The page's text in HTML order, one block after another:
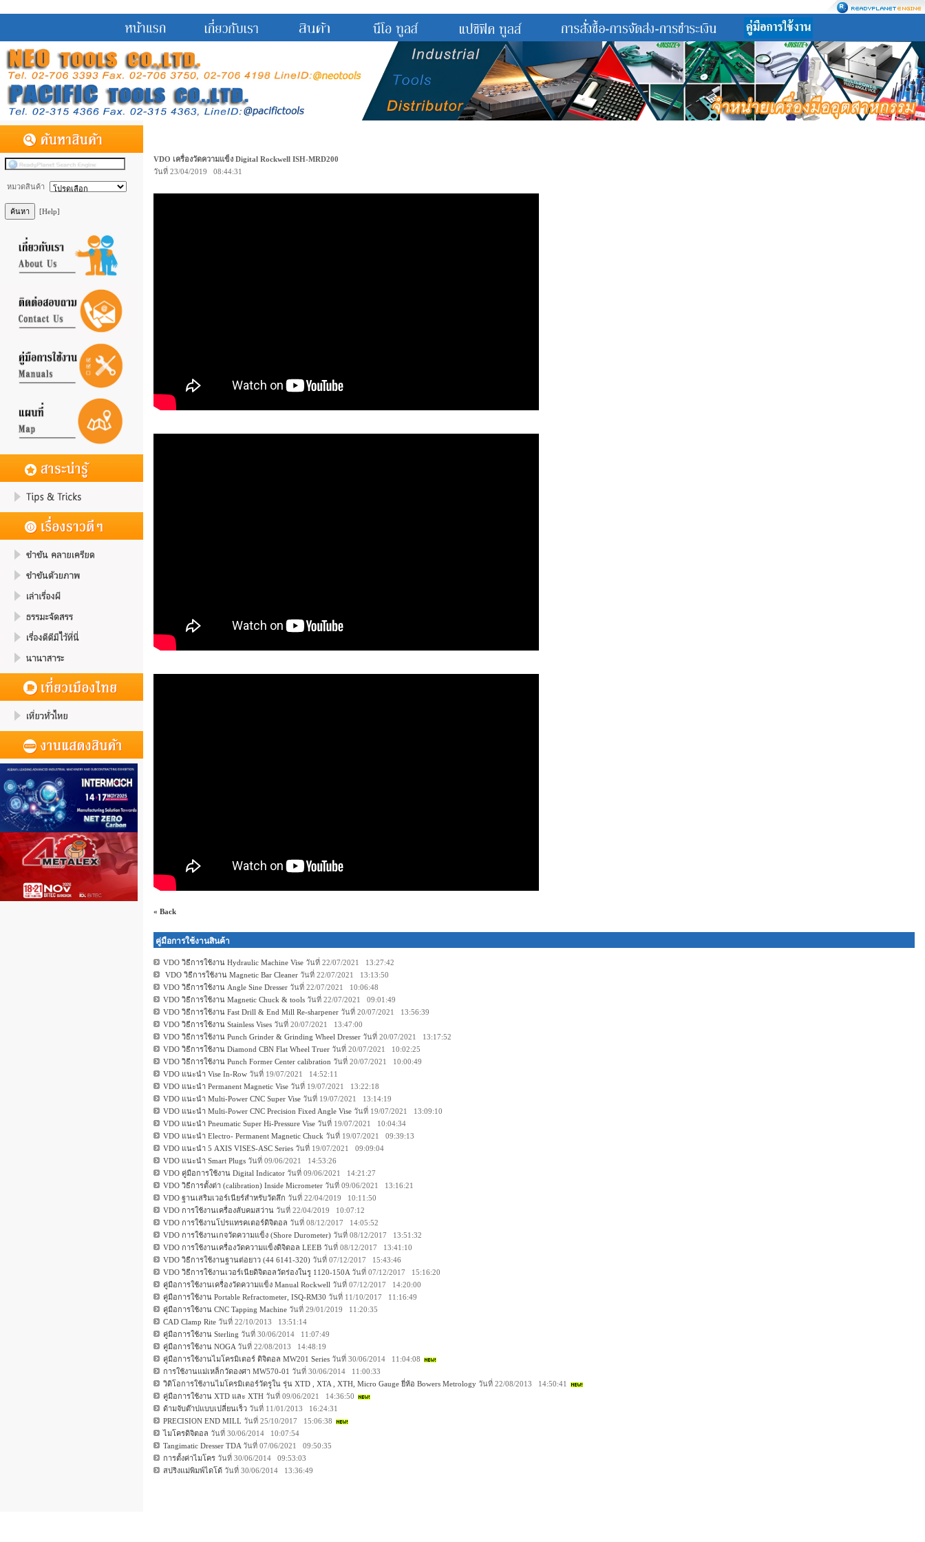
หมวดสินค้า
[Help]
VDO เครื่องวัดความแข็ง Digital Rockwell ISH-MRD200
วันที่ 23/04/2019 08:44:31
« Back
คู่มือการใช้งานสินค้า
VDO วิธีการใช้งาน Hydraulic Machine Vise วันที่ 22/07/2021 13:27:42
VDO วิธีการใช้งาน Magnetic Bar Cleaner วันที่ 22/07/2021 13:13:50
VDO วิธีการใช้งาน Angle Sine Dresser วันที่ 22/07/2021 10:06:48
VDO วิธีการใช้งาน Magnetic Chuck & tools วันที่ 22/07/2021 09:01:49
VDO วิธีการใช้งาน Fast Drill & End Mill Re-sharpener วันที่ 20/07/2021 13:56:39
VDO วิธีการใช้งาน Stainless Vises วันที่ 20/07/2021 13:47:00
VDO วิธีการใช้งาน Punch Grinder & Grinding Wheel Dresser วันที่ 20/07/2021 13:17:52
VDO วิธีการใช้งาน Diamond CBN Flat Wheel Truer วันที่ 20/07/2021 10:02:25
VDO วิธีการใช้งาน Punch Former Center calibration วันที่ 20/07/2021 10:00:49
VDO แนะนำ Vise In-Row วันที่ 19/07/2021 14:52:11
VDO แนะนำ Permanent Magnetic Vise วันที่ 19/07/2021 13:22:18
VDO แนะนำ Multi-Power CNC Super Vise วันที่ 19/07/2021 13:14:19
VDO แนะนำ Multi-Power CNC Precision Fixed Angle Vise วันที่ 19/07/2021 13:09:10
VDO แนะนำ Pneumatic Super Hi-Pressure Vise วันที่ 19/07/2021 10:04:34
VDO แนะนำ Electro- Permanent Magnetic Chuck วันที่ 19/07/2021 09:39:13
VDO แนะนำ 5 AXIS VISES-ASC Series วันที่ 19/07/2021 09:09:04
VDO แนะนำ Smart Plugs วันที่ 09/06/2021 14:53:26
VDO คู่มือการใช้งาน Digital Indicator วันที่ 09/06/2021 14:21:27
VDO วิธีการตั้งต่า (calibration) Inside Micrometer วันที่ 09/06/2021 13:16:21
VDO ฐานเสริมเวอร์เนียร์สำหรับวัดลึก วันที่ 22/04/2019 10:11:50
VDO การใช้งานเครื่องลับคมสว่าน วันที่ 22/04/2019 10:07:12
VDO การใช้งานโปรแทรคเตอร์ดิจิตอล วันที่ 08/12/2017 14:05:52
VDO การใช้งานเกจวัดความแข็ง (Shore Durometer) วันที่ 08/12/2017 13:51:32
VDO การใช้งานเครื่องวัดความแข็งดิจิตอล LEEB วันที่ 08/12/2017 13:41:10
VDO วิธีการใช้งานฐานต่อยาว (44 6141-320) วันที่ 07/12/2017 15:43:46
VDO วิธีการใช้งานเวอร์เนียดิจิตอลวัดร่องในรู 1120-150A วันที่ 07/12/2017 15:16:20
คู่มือการใช้งานเครื่องวัดความแข็ง Manual Rockwell วันที่ 07/12/2017 14:20:00
คู่มือการใช้งาน Portable Refractometer, ISQ-RM30 วันที่ 11/10/2017 11:16:49
คู่มือการใช้งาน CNC Tapping Machine วันที่ 29/01/2019 11:20:35
CAD Clamp Rite วันที่ 22/10/2013 13:51:14
คู่มือการใช้งาน Sterling วันที่ 30/06/2014 11:07:49
คู่มือการใช้งาน NOGA วันที่ 22/08/2013 14:48:19
คู่มือการใช้งานไมโครมิเตอร์ ดิจิตอล MW201 Series วันที่ 30/06/2014 11:04:08
การใช้งานแม่เหล็กวัดองศา MW570-01 วันที่ 30/06/2014 11:00:33
วิดิโอการใช้งานไมโครมิเตอร์วัดรูใน รุ่น XTD , XTA , XTH, Micro Gauge ยี่ห้อ Bowers Metrology วันที่ 22/08/2013 14:50:41
คู่มือการใช้งาน XTD และ XTH วันที่ 09/06/2021 14:36:50
ด้ามจับต๊าปแบบเปลี่ยนเร็ว วันที่ 11/01/2013 16:24:31
PRECISION END MILL วันที่ 25/10/2017 15:06:38
ไมโครดิจิตอล วันที่ 30/06/2014 10:07:54
Tangimatic Dresser TDA วันที่ 07/06/2021 09:50:35
การตั้งค่าไมโคร วันที่ 30/06/2014 09:53:03
สปริงแม่พิมพ์ไดโด้ วันที่ 30/06/2014 13:36:49